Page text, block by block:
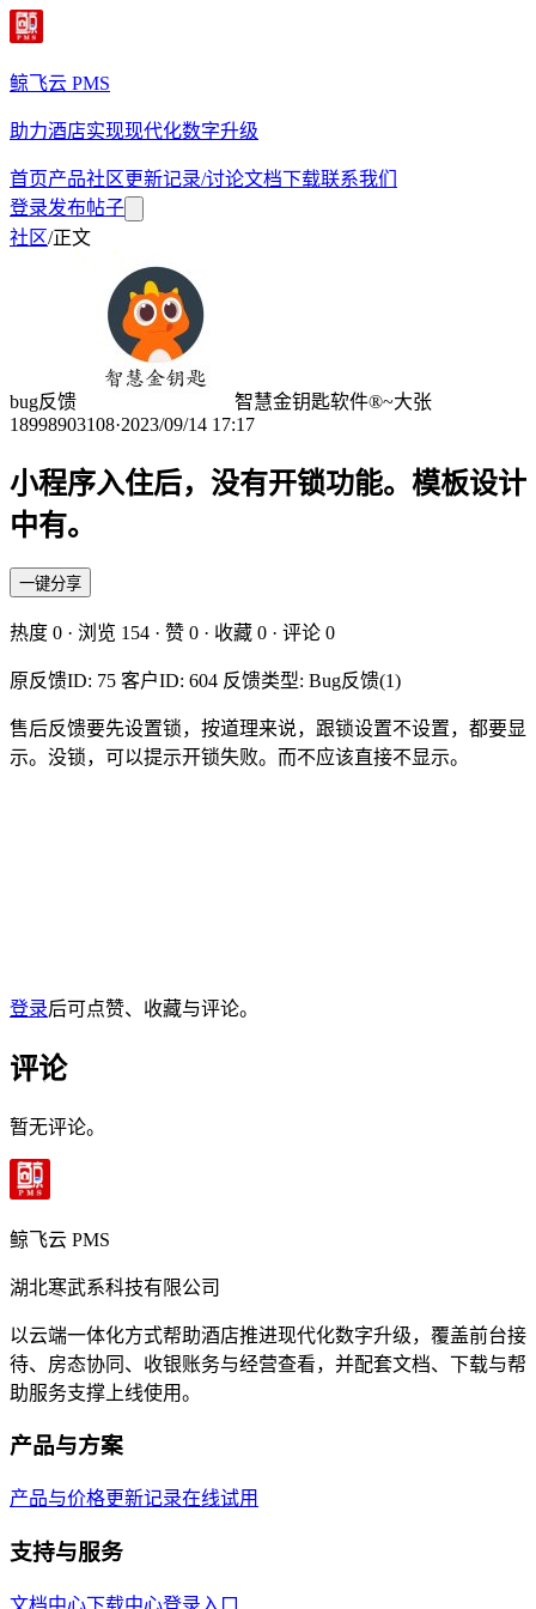
鲸飞云 PMS
助力酒店实现现代化数字升级
首页产品社区更新记录/讨论文档下载联系我们
登录发布帖子
社区/正文
bug反馈
智慧金钥匙软件®~大张
18998903108·2023/09/14 17:17
小程序入住后，没有开锁功能。模板设计
中有。
一键分享
热度 0 · 浏览 154 · 赞 0 · 收藏 0 · 评论 0
原反馈ID: 75 客户ID: 604 反馈类型: Bug反馈(1)
售后反馈要先设置锁，按道理来说，跟锁设置不设置，都要显
示。没锁，可以提示开锁失败。而不应该直接不显示。
登录后可点赞、收藏与评论。
评论
暂无评论。
鲸飞云 PMS
湖北寒武系科技有限公司
以云端一体化方式帮助酒店推进现代化数字升级，覆盖前台接
待、房态协同、收银账务与经营查看，并配套文档、下载与帮
助服务支撑上线使用。
产品与方案
产品与价格更新记录在线试用
支持与服务
文档中心下载中心登录入口